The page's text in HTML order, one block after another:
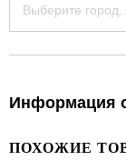
Выберите
Информация
ПОХОЖИЕ